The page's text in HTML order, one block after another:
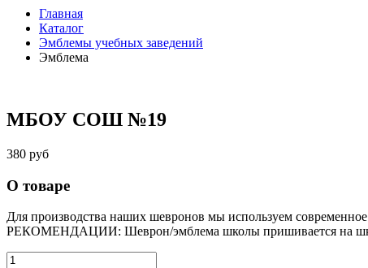
Главная
Каталог
Эмблемы учебных заведений
Эмблема
МБОУ СОШ №19
380 руб
О товаре
Для производства наших шевронов мы используем
РЕКОМЕНДАЦИИ: Шеврон/эмблема школы пришивается на